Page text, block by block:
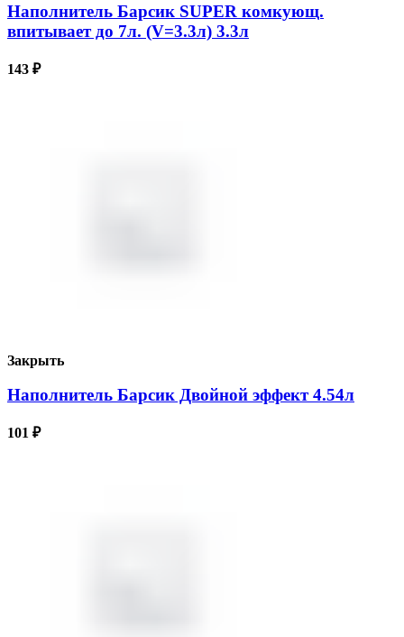
Наполнитель Барсик SUPER комкующ.
впитывает до 7л. (V=3.3л) 3.3л
143 ₽
Закрыть
Наполнитель Барсик Двойной эффект 4.54л
101 ₽